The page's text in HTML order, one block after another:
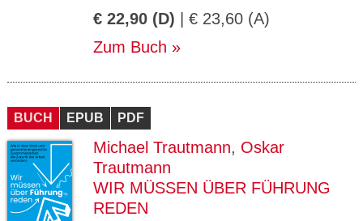
€ 22,90 (D) | € 23,60 (A)
Zum Buch
BUCH EPUB PDF
Michael Trautmann, Oskar
Trautmann
WIR MÜSSEN ÜBER FÜHRUNG
REDEN